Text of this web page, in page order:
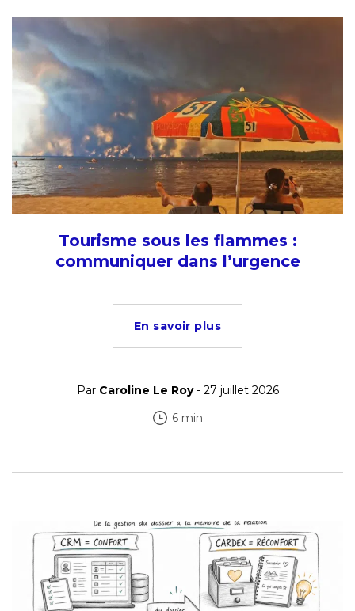
Tourisme sous les flammes :
communiquer dans l’urgence
En savoir plus
Par Caroline Le Roy- 27 juillet 2026
6 min